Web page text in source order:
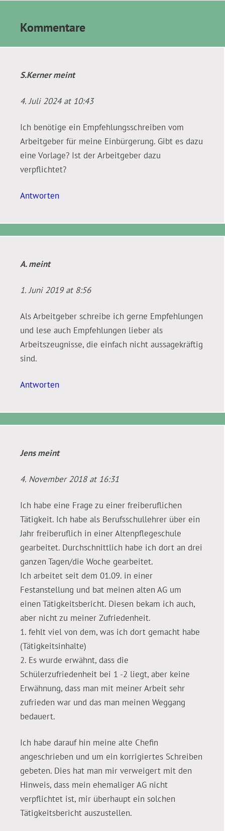
Kommentare
S.Kernermeint
4. Juli 2024 at 10:43
Ich benötige ein Empfehlungsschreiben vom
Arbeitgeber für meine Einbürgerung. Gibt es dazu
eine Vorlage? Ist der Arbeitgeber dazu
verpflichtet?
Antworten
A.meint
1. Juni 2019 at 8:56
Als Arbeitgeber schreibe ich gerne Empfehlungen
und lese auch Empfehlungen lieber als
Arbeitszeugnisse, die einfach nicht aussagekräftig
sind.
Antworten
Jensmeint
4. November 2018 at 16:31
Ich habe eine Frage zu einer freiberuflichen
Tätigkeit. Ich habe als Berufsschullehrer über ein
Jahr freiberuflich in einer Altenpflegeschule
gearbeitet. Durchschnittlich habe ich dort an drei
ganzen Tagen/die Woche gearbeitet.
Ich arbeitet seit dem 01.09. in einer
Festanstellung und bat meinen alten AG um
einen Tätigkeitsbericht. Diesen bekam ich auch,
aber nicht zu meiner Zufriedenheit.
1. fehlt viel von dem, was ich dort gemacht habe
(Tätigkeitsinhalte)
2. Es wurde erwähnt, dass die
Schülerzufriedenheit bei 1 -2 liegt, aber keine
Erwähnung, dass man mit meiner Arbeit sehr
zufrieden war und das man meinen Weggang
bedauert.
Ich habe darauf hin meine alte Chefin
angeschrieben und um ein korrigiertes Schreiben
gebeten. Dies hat man mir verweigert mit den
Hinweis, dass mein ehemaliger AG nicht
verpflichtet ist, mir überhaupt ein solchen
Tätigkeitsbericht auszustellen.